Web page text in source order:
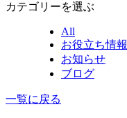
カテゴリーを選ぶ
All
お役立ち情報
お知らせ
ブログ
一覧に戻る